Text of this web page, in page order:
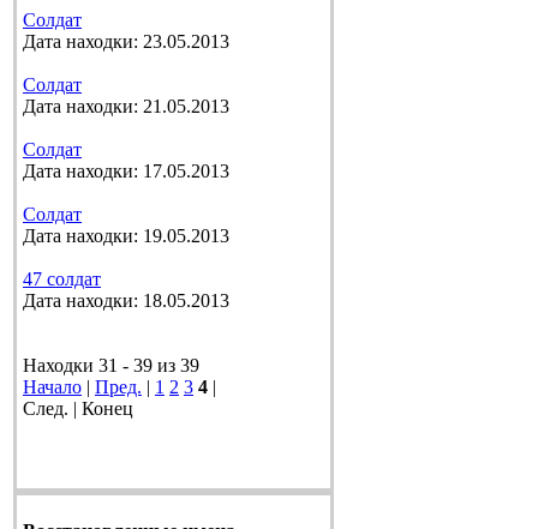
Солдат
Дата находки: 23.05.2013
Солдат
Дата находки: 21.05.2013
Солдат
Дата находки: 17.05.2013
Солдат
Дата находки: 19.05.2013
47 солдат
Дата находки: 18.05.2013
Находки 31 - 39 из 39
Начало | Пред. | 1 2 3 4 |
След. | Конец